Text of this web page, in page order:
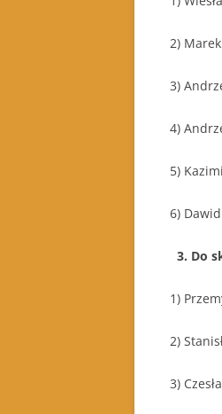
2)
3)
4)
5)
6)
3. Do
1)
2)
3)